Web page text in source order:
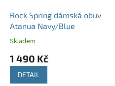
Rock Spring dámská obuv
Atanua Navy/Blue
Skladem
1 490 Kč
DETAIL